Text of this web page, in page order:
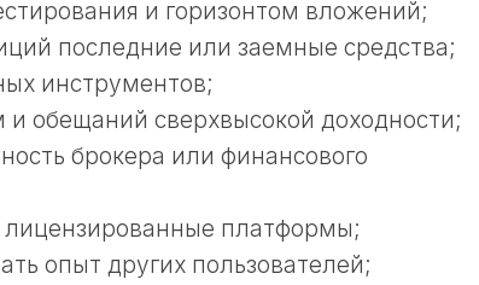
и горизонтом вложений;
последние или заемные средства;
инструментов;
и обещаний сверхвысокой доходности;
брокера или финансового
лицензированные платформы;
опыт других пользователей;